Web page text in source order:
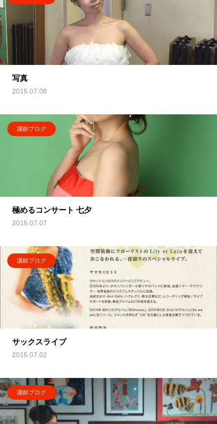
写真
2015.07.08
講師ブログ
極めるコンサート 七夕
2015.07.07
講師ブログ
サックスライブ
2015.07.02
講師ブログ